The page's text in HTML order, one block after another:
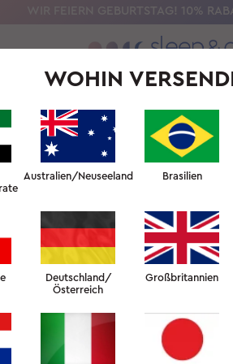
WIR FEIERN GEBURTSTAG! 10%
Ein
Mit
WOHIN
Australien/Neuseeland Brasilien
Deutschland/
Österreich
Großbritannien